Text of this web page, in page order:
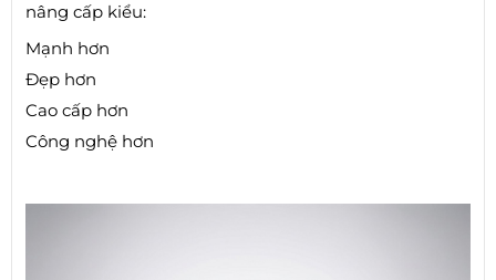
nâng cấp kiểu:
Mạnh hơn
Đẹp hơn
Cao cấp hơn
Công nghệ hơn